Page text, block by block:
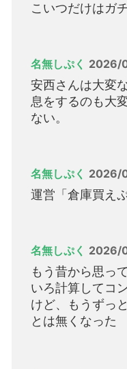
こいつだけはガ
名無しぷく 2026/
安西さんは大変
息をするのも大
ない。
名無しぷく 2026/
運営「倉庫買え
名無しぷく 2026/
もう昔から思っ
いろ計算してコ
けど、もうずっ
とは無くなった